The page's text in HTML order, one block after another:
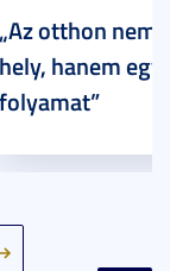
„Az otthon nem
hely, hanem egy
folyamat”